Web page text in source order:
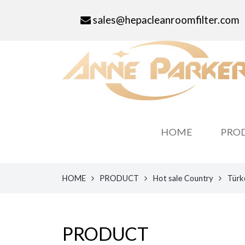
sales@hepacleanroomfilter.com
HOME
HOME PRODUCT Hot sale Country
PRODUCT